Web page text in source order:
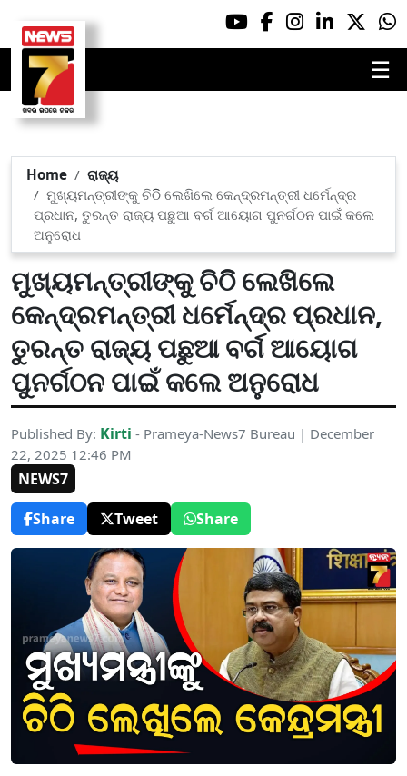
☰
Home
ରାଜ୍ୟ
ମୁଖ୍ୟମନ୍ତ୍ରୀଙ୍କୁ ଚିଠିି ଲେଖିଲେ କେନ୍ଦ୍ରମନ୍ତ୍ରୀ ଧର୍ମେନ୍ଦ୍ର
ପ୍ରଧାନ, ତୁରନ୍ତ ରାଜ୍ୟ ପଛୁଆ ବର୍ଗ ଆୟୋଗ ପୁନର୍ଗଠନ ପାଇଁ କଲେ
ଅନୁରୋଧ
ମୁଖ୍ୟମନ୍ତ୍ରୀଙ୍କୁ ଚିଠିି ଲେଖିଲେ
କେନ୍ଦ୍ରମନ୍ତ୍ରୀ ଧର୍ମେନ୍ଦ୍ର ପ୍ରଧାନ,
ତୁରନ୍ତ ରାଜ୍ୟ ପଛୁଆ ବର୍ଗ ଆୟୋଗ
ପୁନର୍ଗଠନ ପାଇଁ କଲେ ଅନୁରୋଧ
Published By: Kirti - Prameya-News7 Bureau | December
22, 2025 12:46 PM
NEWS7
Share
Tweet Share